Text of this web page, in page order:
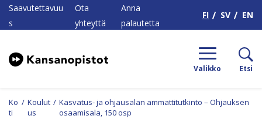
Saavutettavuu
s
Ota
yhteyttä
Anna
palautetta
FI SV EN
Valikko Etsi
Ko
ti
/ Koulut
us
/ Kasvatus- ja ohjausalan ammattitutkinto – Ohjauksen
osaamisala, 150 osp